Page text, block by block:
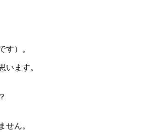
す）。
います。
せん。